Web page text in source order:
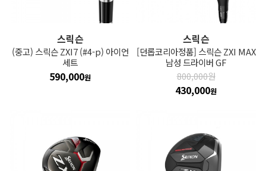
스릭슨
(중고) 스릭슨 ZXI7 (#4-p) 아이언
세트
590,000원
스릭슨
[던롭코리아정품] 스릭슨 ZXI MAX
남성 드라이버 GF
800,000원
430,000원